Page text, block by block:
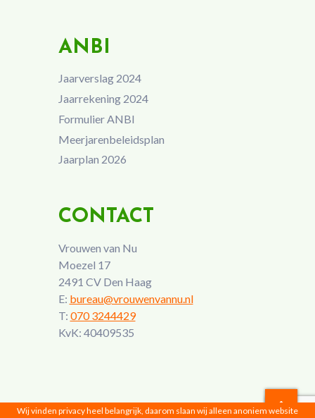
ANBI
Jaarverslag 2024
Jaarrekening 2024
Formulier ANBI
Meerjarenbeleidsplan
Jaarplan 2026
CONTACT
Vrouwen van Nu
Moezel 17
2491 CV Den Haag
E: bureau@vrouwenvannu.nl
T: 070 3244429
KvK: 40409535
Wij vinden privacy heel belangrijk, daarom slaan wij alleen anoniem website